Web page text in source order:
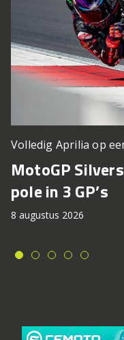
Volledig Aprilia op
MotoGP
pole in 3 GP’s
8 augustus 2026